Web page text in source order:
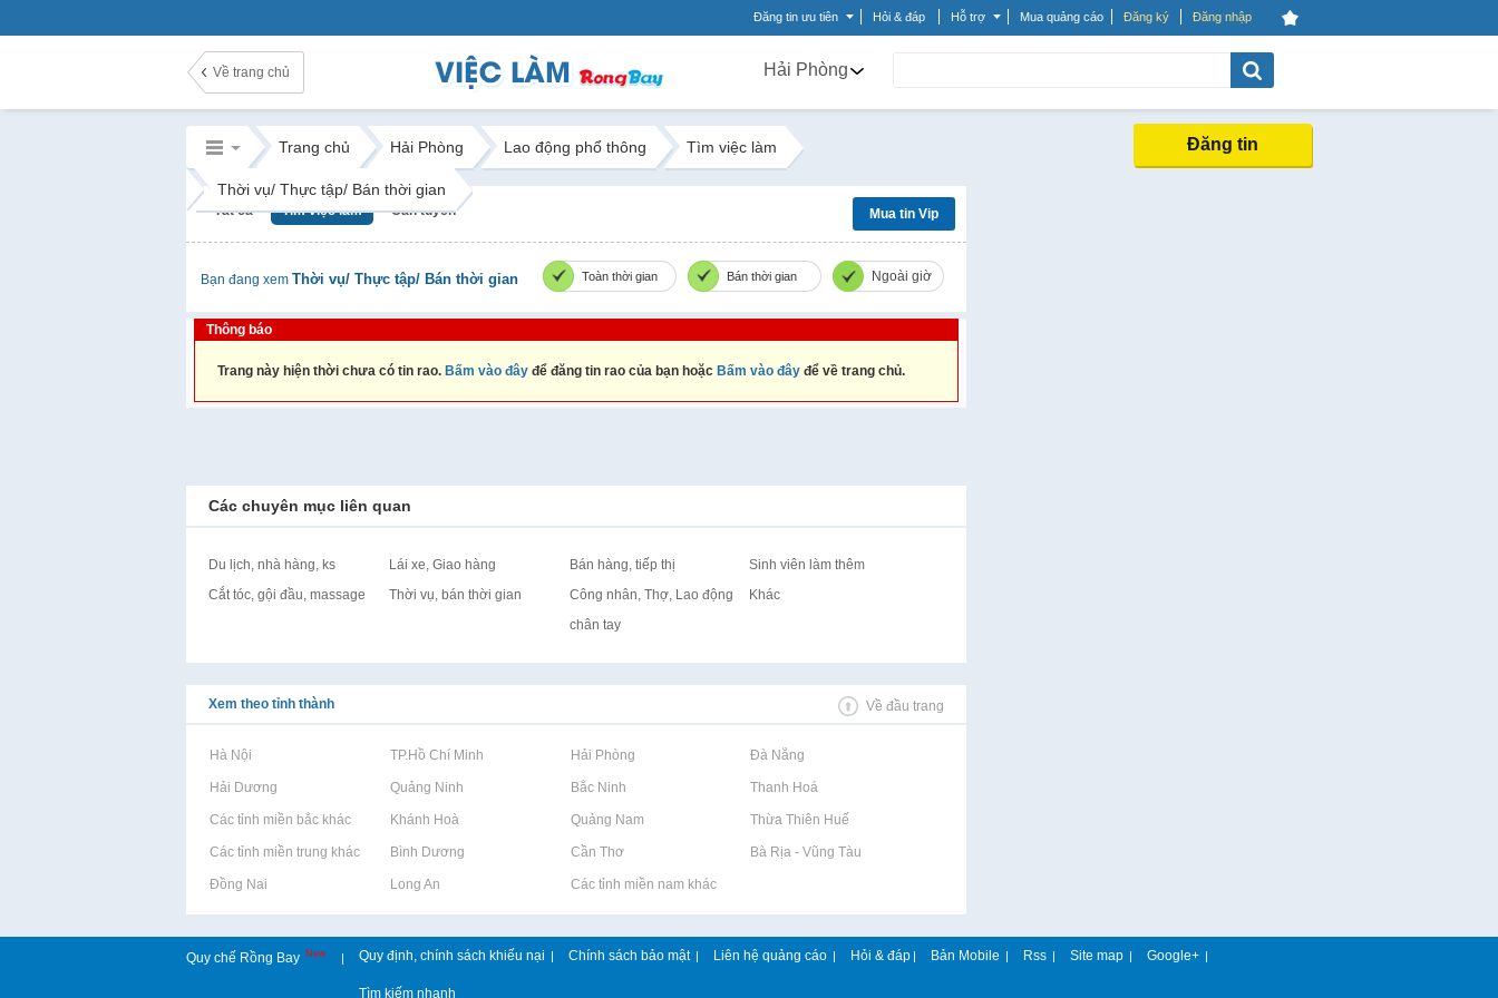
Đăng tin ưu tiên Hỏi & đáp Hỗ trợ Mua quảng cáo Đăng ký Đăng nhập
Về trang chủ Hải Phòng
Trang chủ Hải Phòng Lao động phổ thông Tìm việc làm
Thời vụ/ Thực tập/ Bán thời gian
Đăng tin
Tất cả Tìm việc làm Cần tuyển Mua tin Vip
Bạn đang xem Thời vụ/ Thực tập/ Bán thời gian Toàn thời gian Bán thời gian Ngoài giờ
Thông báo
Trang này hiện thời chưa có tin rao. Bấm vào đây để đăng tin rao của bạn hoặc Bấm vào đây để về trang chủ.
Các chuyên mục liên quan
Du lịch, nhà hàng, ks Lái xe, Giao hàng Bán hàng, tiếp thị
Sinh viên làm thêm
Cắt tóc, gội đầu, massage
Thời vụ, bán thời gian
Công nhân, Thợ, Lao động
chân tay
Khác
Xem theo tỉnh thành Về đầu trang
Rao vặt tại Hà Nội Rao vặt tại TP.Hồ Chí Minh Rao vặt tại Hải Phòng Rao vặt tại Đà Nẵng
Rao vặt tại Hải Dương Rao vặt tại Quảng Ninh Rao vặt tại Bắc Ninh Rao vặt tại Thanh Hoá
Rao vặt tại Các tỉnh miền bắc khácRao vặt tại Khánh Hoà Rao vặt tại Quảng Nam Rao vặt tại Thừa Thiên Huế
Rao vặt tại Các tỉnh miền trung khácRao vặt tại Bình Dương Rao vặt tại Cần Thơ Rao vặt tại Bà Rịa - Vũng Tàu
Rao vặt tại Đồng Nai Rao vặt tại Long An Rao vặt tại Các tỉnh miền nam khác
Quy chế Rồng Bay New | Quy định, chính sách khiếu nại | Chính sách bảo mật | Liên hệ quảng cáo | Hỏi & đáp | Bản Mobile | Rss | Site map | Google+ |
Tìm kiếm nhanh